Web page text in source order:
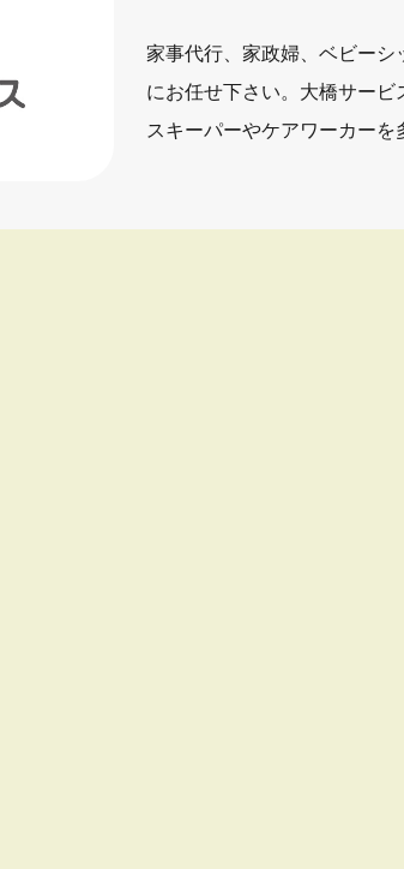
家事代行、家政婦、ベビー
にお任せ下さい。大橋サー
スキーパーやケアワーカーを